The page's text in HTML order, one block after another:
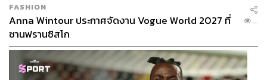
FASHION
Anna Wintour ประกาศจัดงาน Vogue World 2027 ที่
ซานฟรานซิสโก
...